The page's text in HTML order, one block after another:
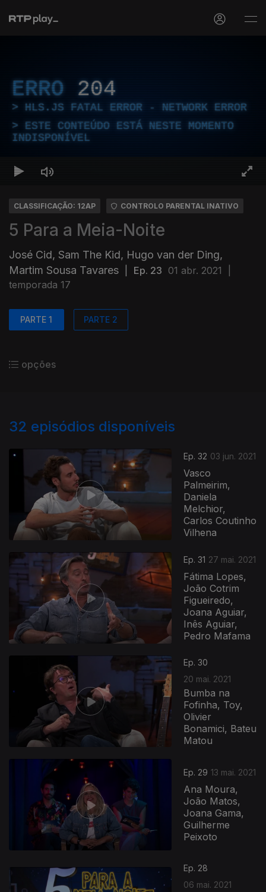
ERRO 204
HLS.JS FATAL ERROR - NETWORK ERROR
ESTE CONTEÚDO ESTÁ NESTE MOMENTO
INDISPONÍVEL
CLASSIFICAÇÃO: 12AP CONTROLO PARENTAL INATIVO
5 Para a Meia-Noite
José Cid, Sam The Kid, Hugo van der Ding,
Martim Sousa Tavares
Ep. 23 01 abr. 2021
temporada 17
PARTE 1 PARTE 2
opções
32 episódios disponíveis
Ep. 32 03 jun. 2021
Vasco
Palmeirim,
Daniela
Melchior,
Carlos Coutinho
Vilhena
Ep. 31 27 mai. 2021
Fátima Lopes,
João Cotrim
Figueiredo,
Joana Aguiar,
Inês Aguiar,
Pedro Mafama
Ep. 30
20 mai. 2021
Bumba na
Fofinha, Toy,
Olivier
Bonamici, Bateu
Matou
Ep. 29 13 mai. 2021
Ana Moura,
João Matos,
Joana Gama,
Guilherme
Peixoto
Ep. 28
06 mai. 2021